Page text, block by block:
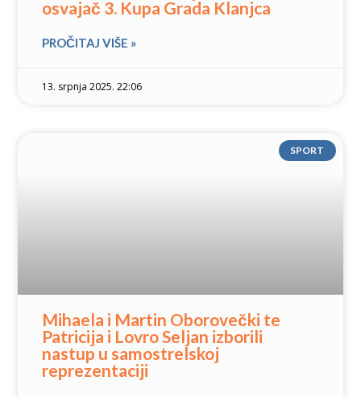
osvajač 3. Kupa Grada Klanjca
PROČITAJ VIŠE »
13. srpnja 2025. 22:06
SPORT
Mihaela i Martin Oborovečki te
Patricija i Lovro Seljan izborili
nastup u samostrelskoj
reprezentaciji